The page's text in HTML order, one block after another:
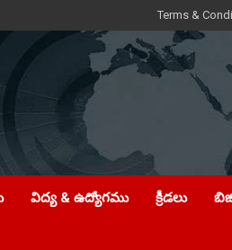
Terms &
విద్య & ఉద్యోగము క్రీడలు